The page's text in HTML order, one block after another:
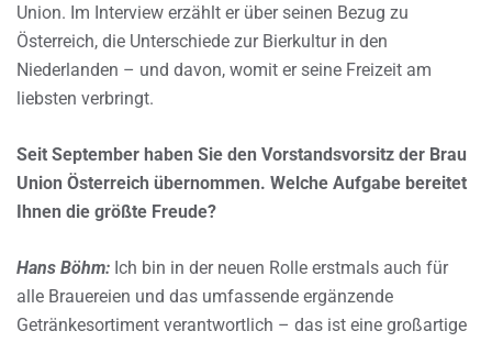
Union. Im Interview erzählt er über seinen Bezug zu
Österreich, die Unterschiede zur Bierkultur in den
Niederlanden – und davon, womit er seine Freizeit am
liebsten verbringt.
Seit September haben Sie den Vorstandsvorsitz der Brau
Union Österreich übernommen. Welche Aufgabe bereitet
Ihnen die größte Freude?
Hans Böhm: Ich bin in der neuen Rolle erstmals auch für
alle Brauereien und das umfassende ergänzende
Getränkesortiment verantwortlich – das ist eine großartige